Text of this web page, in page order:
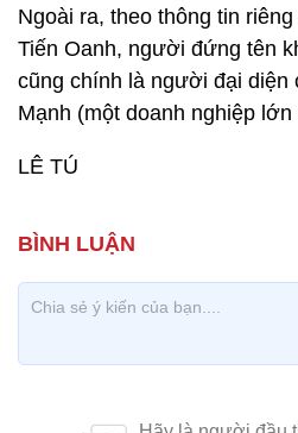
Ngoài ra, theo thông tin
Tiến Oanh, người đứng tên
cũng chính là người đại
Mạnh (một doanh nghiệp
LÊ TÚ